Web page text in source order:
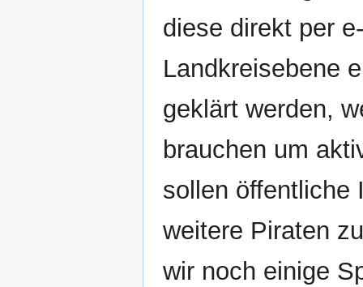
diese direkt per
Landkreisebene
geklärt werden,
brauchen um
sollen öffentliche
weitere Piraten
wir noch einige